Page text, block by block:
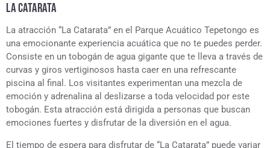
LA CATARATA
La atracción “La Catarata” en el Parque Acuático Tepetongo es
una emocionante experiencia acuática que no te puedes perder.
Consiste en un tobogán de agua gigante que te lleva a través de
curvas y giros vertiginosos hasta caer en una refrescante
piscina al final. Los visitantes experimentan una mezcla de
emoción y adrenalina al deslizarse a toda velocidad por este
tobogán. Esta atracción está dirigida a personas que buscan
emociones fuertes y disfrutar de la diversión en el agua.
El tiempo de espera para disfrutar de “La Catarata” puede variar